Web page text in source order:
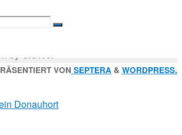
Suche
by GruWol
VON SEPTERA & WORDPRESS.